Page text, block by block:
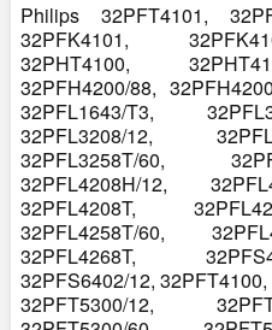
Philips 32PFT4101,
32PFK4101,
32PHT4100,
32PFH4200/88,
32PFL1643/T3,
32PFL3208/12,
32PFL3258T/60,
32PFL4208H/12,
32PFL4208T,
32PFL4258T/60,
32PFL4268T,
32PFS6402/12,
32PFT5300/12,